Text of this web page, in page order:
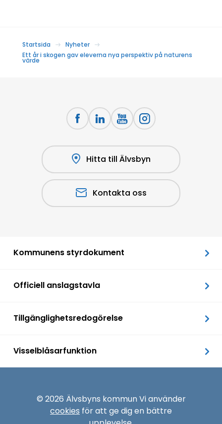
Startsida
Nyheter
Ett år i skogen gav eleverna nya perspektiv på naturens
värde
Hitta till Älvsbyn
Kontakta oss
Kommunens styrdokument
Officiell anslagstavla
Tillgänglighetsredogörelse
Visselblåsarfunktion
© 2026 Älvsbyns kommun Vi använder
cookies för att ge dig en bättre